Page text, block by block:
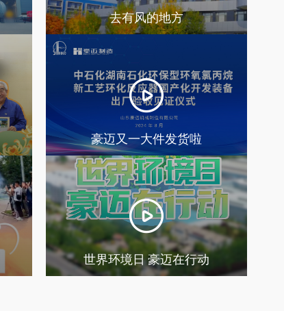
去有风的地方
豪迈又一大件发货啦
世界环境日 豪迈在行动